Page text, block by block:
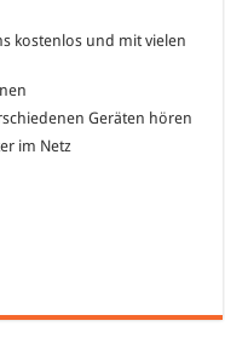
kostenlos und mit vielen
Geräten hören
im Netz